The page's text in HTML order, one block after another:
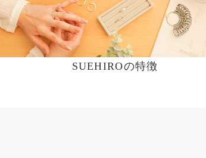
SUEHIROの特徴